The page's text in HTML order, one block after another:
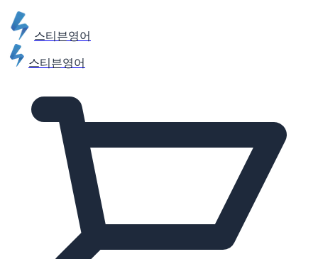
스티븐영어
스티븐영어